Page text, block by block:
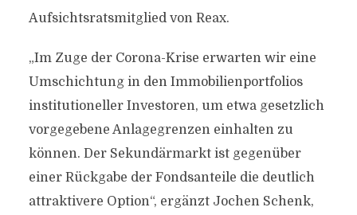
Aufsichtsratsmitglied von Reax.
„Im Zuge der Corona-Krise erwarten wir eine
Umschichtung in den Immobilienportfolios
institutioneller Investoren, um etwa gesetzlich
vorgegebene Anlagegrenzen einhalten zu
können. Der Sekundärmarkt ist gegenüber
einer Rückgabe der Fondsanteile die deutlich
attraktivere Option“, ergänzt Jochen Schenk,